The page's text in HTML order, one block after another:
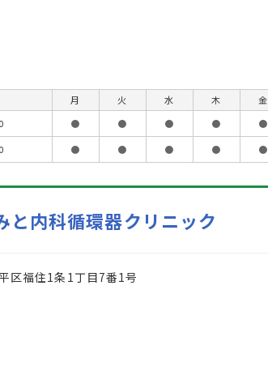
月 火 水 木 金
● ● ● ● ●
● ● ● ● ●
と内科循環器クリニック
区福住1条1丁目7番1号